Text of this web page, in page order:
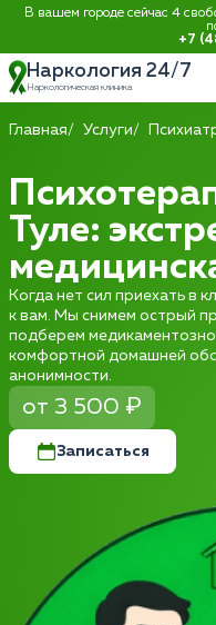
В вашем городе сейчас 4
+7
Наркология 24/7
Наркологическая клиника
Главная Услуги
Туле:
Когда нет сил приехать в
к вам. Мы снимем острый
подберем
комфортной домашней
анонимности.
от 3 500 ₽
Записаться